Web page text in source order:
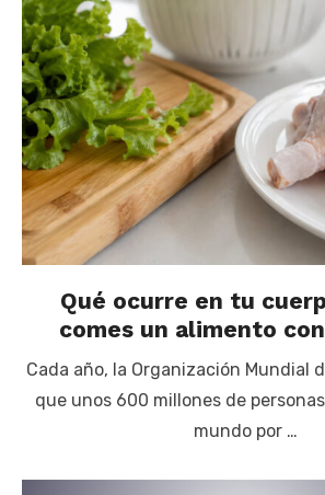
Qué ocurre en tu
comes un alimento
Cada año, la Organización Mundial
que unos 600 millones de
mundo por …